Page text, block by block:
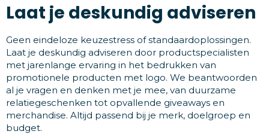
Laat je deskundig adviseren
Geen eindeloze keuzestress of standaardoplossingen.
Laat je deskundig adviseren door productspecialisten
met jarenlange ervaring in het bedrukken van
promotionele producten met logo. We beantwoorden
al je vragen en denken met je mee, van duurzame
relatiegeschenken tot opvallende giveaways en
merchandise. Altijd passend bij je merk, doelgroep en
budget.